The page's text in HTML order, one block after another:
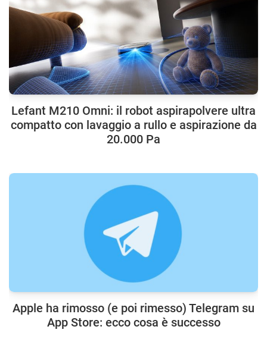
Lefant M210 Omni: il robot aspirapolvere ultra
compatto con lavaggio a rullo e aspirazione da
20.000 Pa
Apple ha rimosso (e poi rimesso) Telegram su
App Store: ecco cosa è successo